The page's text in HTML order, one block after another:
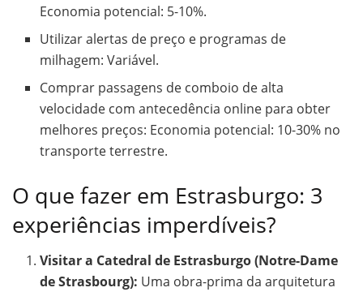
Economia potencial: 5-10%.
Utilizar alertas de preço e programas de
milhagem: Variável.
Comprar passagens de comboio de alta
velocidade com antecedência online para obter
melhores preços: Economia potencial: 10-30% no
transporte terrestre.
O que fazer em Estrasburgo: 3
experiências imperdíveis?
Visitar a Catedral de Estrasburgo (Notre-Dame
de Strasbourg): Uma obra-prima da arquitetura